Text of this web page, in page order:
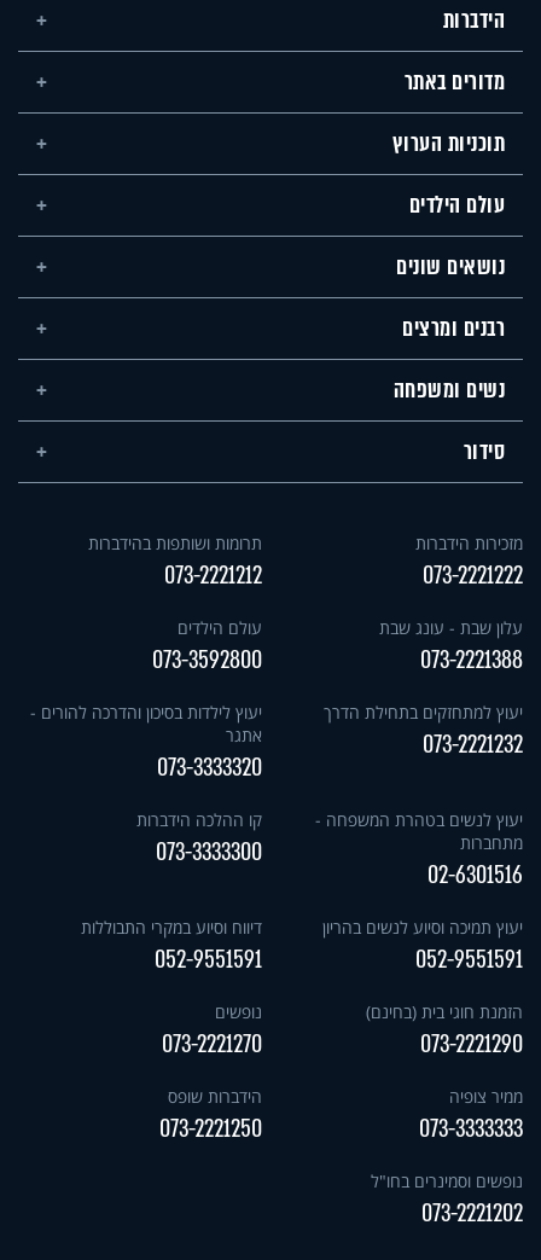
הידברות
מדורים באתר
תוכניות הערוץ
עולם הילדים
נושאים שונים
רבנים ומרצים
נשים ומשפחה
סידור
מזכירות הידברות
073-2221222
תרומות ושותפות בהידברות
073-2221212
עלון שבת - עונג שבת
073-2221388
עולם הילדים
073-3592800
יעוץ למתחזקים בתחילת הדרך
073-2221232
יעוץ לילדות בסיכון והדרכה להורים -
אתגר
073-3333320
יעוץ לנשים בטהרת המשפחה -
מתחברות
02-6301516
קו ההלכה הידברות
073-3333300
יעוץ תמיכה וסיוע לנשים בהריון
052-9551591
דיווח וסיוע במקרי התבוללות
052-9551591
הזמנת חוגי בית (בחינם)
073-2221290
נופשים
073-2221270
ממיר צופיה
073-3333333
הידברות שופס
073-2221250
נופשים וסמינרים בחו"ל
073-2221202